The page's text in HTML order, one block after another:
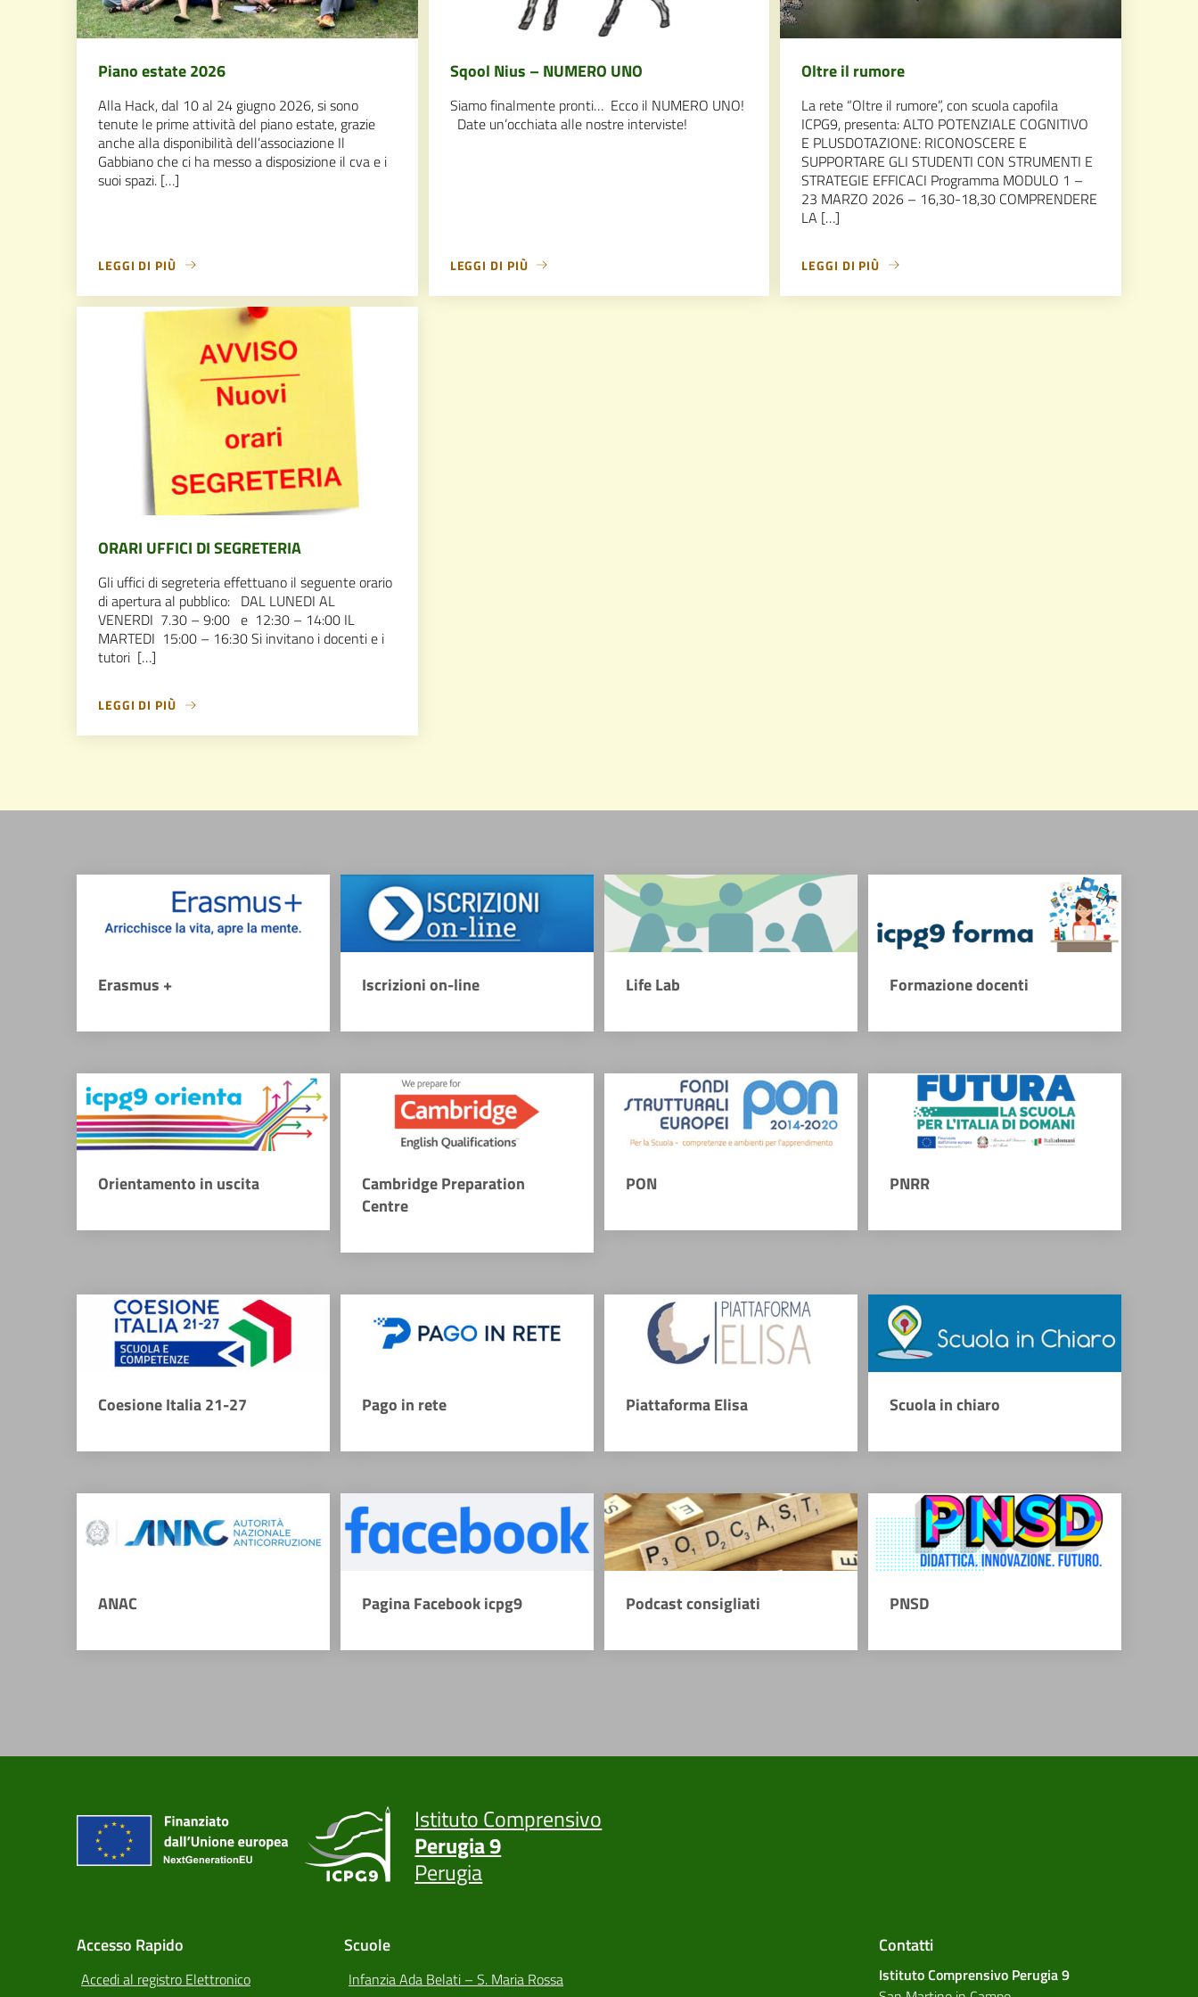
Piano estate 2026
Alla Hack, dal 10 al 24 giugno 2026, si sono
tenute le prime attività del piano estate, grazie
anche alla disponibilità dell’associazione Il
Gabbiano che ci ha messo a disposizione il cva e i
suoi spazi. […]
LEGGI DI PIÙ
Sqool Nius – NUMERO UNO
Siamo finalmente pronti… Ecco il NUMERO UNO!
Date un’occhiata alle nostre interviste!
LEGGI DI PIÙ
Oltre il rumore
La rete “Oltre il rumore”, con scuola capofila
ICPG9, presenta: ALTO POTENZIALE COGNITIVO
E PLUSDOTAZIONE: RICONOSCERE E
SUPPORTARE GLI STUDENTI CON STRUMENTI E
STRATEGIE EFFICACI Programma MODULO 1 –
23 MARZO 2026 – 16,30-18,30 COMPRENDERE
LA […]
LEGGI DI PIÙ
ORARI UFFICI DI SEGRETERIA
Gli uffici di segreteria effettuano il seguente orario
di apertura al pubblico: DAL LUNEDI AL
VENERDI 7.30 – 9:00 e 12:30 – 14:00 IL
MARTEDI 15:00 – 16:30 Si invitano i docenti e i
tutori […]
LEGGI DI PIÙ
Erasmus + Iscrizioni on-line Life Lab Formazione docenti
Orientamento in uscita
Cambridge Preparation
Centre
PON PNRR
Coesione Italia 21-27 Pago in rete Piattaforma Elisa Scuola in chiaro
ANAC Pagina Facebook icpg9 Podcast consigliati PNSD
Istituto Comprensivo
Perugia 9
Perugia
Accesso Rapido
Accedi al registro Elettronico
Scuole
Infanzia Ada Belati – S. Maria Rossa
Contatti
Istituto Comprensivo Perugia 9